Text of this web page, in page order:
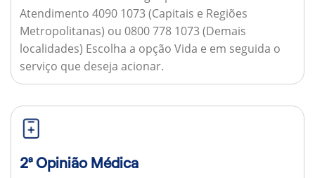
Atendimento 4090 1073 (Capitais e Regiões
Metropolitanas) ou 0800 778 1073 (Demais
localidades) Escolha a opção Vida e em seguida o
serviço que deseja acionar.
2ª Opinião Médica